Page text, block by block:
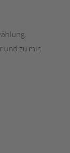
und zu mir.